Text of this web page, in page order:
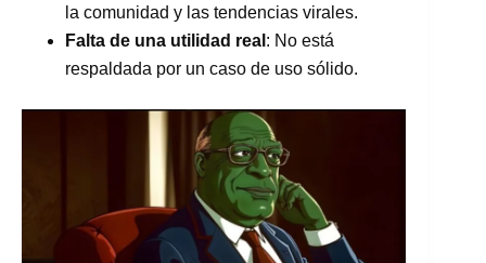
la comunidad y las tendencias virales.
Falta de una utilidad real : No está
respaldada por un caso de uso sólido.